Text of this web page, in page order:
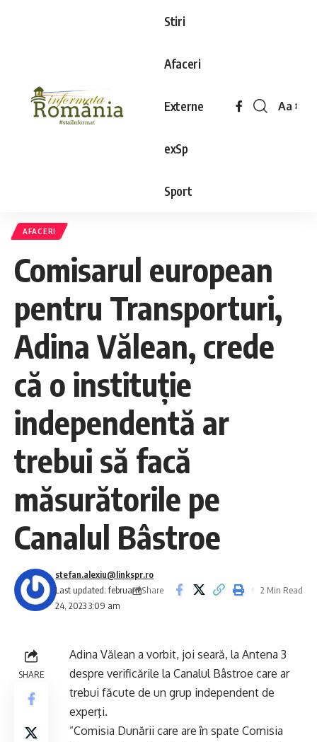
Stiri
Afaceri
Externe
exSp
Sport
Aa
AFACERI
Comisarul european
pentru Transporturi,
Adina Vălean, crede
că o instituţie
independentă ar
trebui să facă
măsurătorile pe
Canalul Bâstroe
Last updated: februarie
24, 2023 3:09 am
stefan.alexiu@linkspr.ro
Share
2 Min Read
SHARE
Adina Vălean a vorbit, joi seară, la Antena 3
despre verificările la Canalul Bâstroe care ar
trebui făcute de un grup independent de
experţi.
”Comisia Dunării care are în spate Comisia